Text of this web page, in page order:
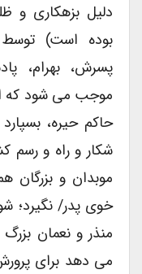
دلیل بزهکاری و
بوده است)
پسرش، بهرام،
موجب می شود که از
حاکم حیره، بسپارد
شکار و راه و رسم
موبدان و بزرگان
خوی پدر/ نگیرد؛
منذر و نعمان
می دهد برای